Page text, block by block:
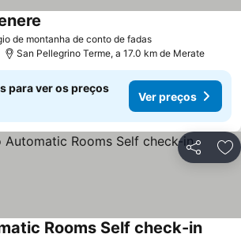
de montanha de conto de fadasVer preços
San Pellegrino Terme, a 17.0 km de Merate
para ver os preços
Ver preços
Partilhar
Rooms Self check-in